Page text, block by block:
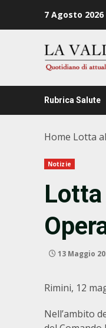
7 Agosto 2026
Rubrica Salute
Home Lotta
Notizie
13 Maggio
Rimini, 12
Nell’ambito